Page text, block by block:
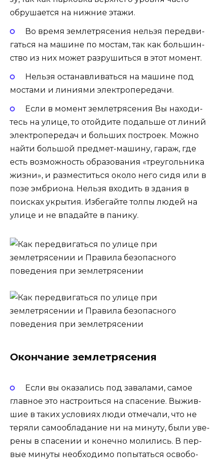
обру­ша­ет­ся на ниж­ние этажи.
Во вре­мя зем­ле­тря­се­ния нель­зя пере­дви­
гать­ся на машине по мостам, так как боль­шин­
ство из них может раз­ру­шить­ся в этот момент.
Нель­зя оста­нав­ли­вать­ся на машине под
моста­ми и лини­я­ми электропередачи.
Если в момент зем­ле­тря­се­ния Вы нахо­ди­
тесь на ули­це, то отой­ди­те подаль­ше от линий
элек­тро­пе­ре­дач и боль­ших постро­ек. Мож­но
най­ти боль­шой пред­мет-маши­ну, гараж, где
есть воз­мож­ность обра­зо­ва­ния «тре­уголь­ни­ка
жиз­ни», и раз­ме­стить­ся око­ло него сидя или в
позе эмбри­о­на. Нель­зя вхо­дить в зда­ния в
поис­ках укры­тия. Избе­гай­те тол­пы людей на
ули­це и не впа­дай­те в панику.
Окончание землетрясения
Если вы ока­за­лись под зава­ла­ми, самое
глав­ное это настро­ить­ся на спа­се­ние. Выжив­
шие в таких усло­ви­ях люди отме­ча­ли, что не
теря­ли само­об­ла­да­ние ни на мину­ту, были уве­
ре­ны в спа­се­нии и конеч­но моли­лись. В пер­
вые мину­ты необ­хо­ди­мо попы­тать­ся осво­бо­